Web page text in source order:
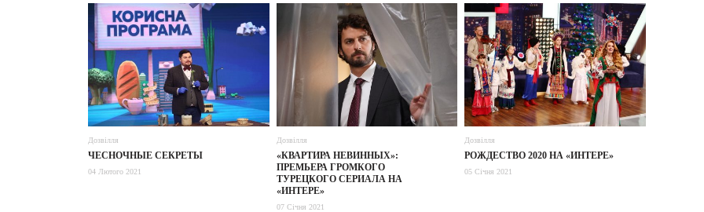
Дозвілля
ЧЕСНОЧНЫЕ СЕКРЕТЫ
04 Лютого 2021
Дозвілля
«КВАРТИРА НЕВИННЫХ»:
ПРЕМЬЕРА ГРОМКОГО
ТУРЕЦКОГО СЕРИАЛА НА
«ИНТЕРЕ»
07 Січня 2021
Дозвілля
РОЖДЕСТВО 2020 НА «ИНТЕРЕ»
05 Січня 2021